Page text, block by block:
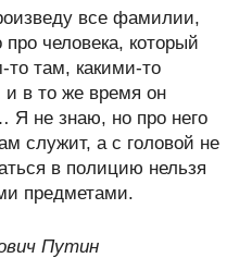
все фамилии,
человека, который
там, какими-то
в то же время он
Я не знаю, но про него
служит, а с головой не
в полицию нельзя
предметами.
Путин